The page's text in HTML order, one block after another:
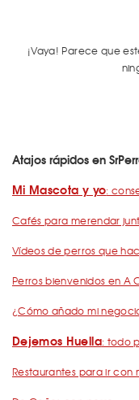
¡Vaya! Parece que
Atajos rápidos en
Mi Mascota y yo:
Cafés para merendar
Vídeos de perros que
Perros bienvenidos en A
¿Cómo añado mi
Dejemos Huella: todo
Restaurantes para ir